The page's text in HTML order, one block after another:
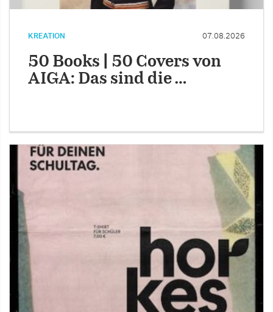
KREATION 07.08.2026
50 Books | 50 Covers von
AIGA: Das sind die …